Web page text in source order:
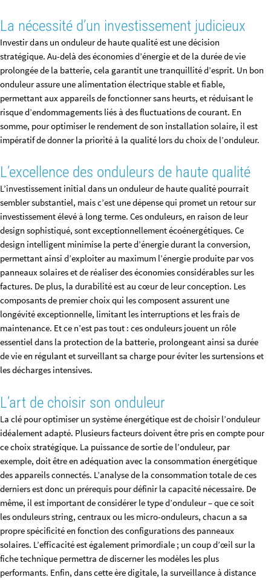
La nécessité d’un investissement judicieux
Investir dans un onduleur de haute qualité est une décision
stratégique. Au-delà des économies d’énergie et de la durée de vie
prolongée de la batterie, cela garantit une tranquillité d’esprit. Un bon
onduleur assure une alimentation électrique stable et fiable,
permettant aux appareils de fonctionner sans heurts, et réduisant le
risque d’endommagements liés à des fluctuations de courant. En
somme, pour optimiser le rendement de son installation solaire, il est
impératif de donner la priorité à la qualité lors du choix de l’onduleur.
L’excellence des onduleurs de haute qualité
L’investissement initial dans un onduleur de haute qualité pourrait
sembler substantiel, mais c’est une dépense qui promet un retour sur
investissement élevé à long terme. Ces onduleurs, en raison de leur
design sophistiqué, sont exceptionnellement écoénergétiques. Ce
design intelligent minimise la perte d’énergie durant la conversion,
permettant ainsi d’exploiter au maximum l’énergie produite par vos
panneaux solaires et de réaliser des économies considérables sur les
factures. De plus, la durabilité est au cœur de leur conception. Les
composants de premier choix qui les composent assurent une
longévité exceptionnelle, limitant les interruptions et les frais de
maintenance. Et ce n’est pas tout : ces onduleurs jouent un rôle
essentiel dans la protection de la batterie, prolongeant ainsi sa durée
de vie en régulant et surveillant sa charge pour éviter les surtensions et
les décharges intensives.
L’art de choisir son onduleur
La clé pour optimiser un système énergétique est de choisir l’onduleur
idéalement adapté. Plusieurs facteurs doivent être pris en compte pour
ce choix stratégique. La puissance de sortie de l’onduleur, par
exemple, doit être en adéquation avec la consommation énergétique
des appareils connectés. L’analyse de la consommation totale de ces
derniers est donc un prérequis pour définir la capacité nécessaire. De
même, il est important de considérer le type d’onduleur – que ce soit
les onduleurs string, centraux ou les micro-onduleurs, chacun a sa
propre spécificité en fonction des configurations des panneaux
solaires. L’efficacité est également primordiale ; un coup d’œil sur la
fiche technique permettra de discerner les modèles les plus
performants. Enfin, dans cette ère digitale, la surveillance à distance